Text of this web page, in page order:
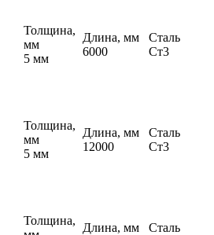
Толщина,
мм
5 мм
Длина, мм
6000
Сталь
Ст3
Толщина,
мм
5 мм
Длина, мм
12000
Сталь
Ст3
Толщина,
Длина, мм
Сталь